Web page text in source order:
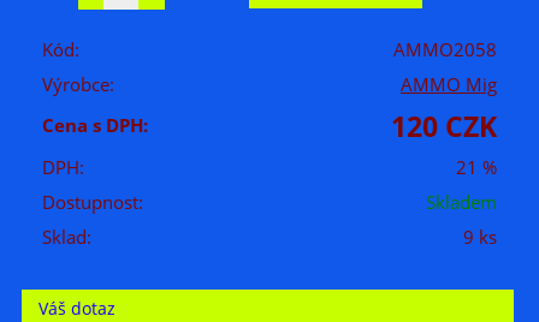
Kód:
AMMO2058
Výrobce:
AMMO Mig
Cena s DPH:
120 CZK
DPH:
21 %
Dostupnost:
Skladem
Sklad:
9 ks
Váš dotaz